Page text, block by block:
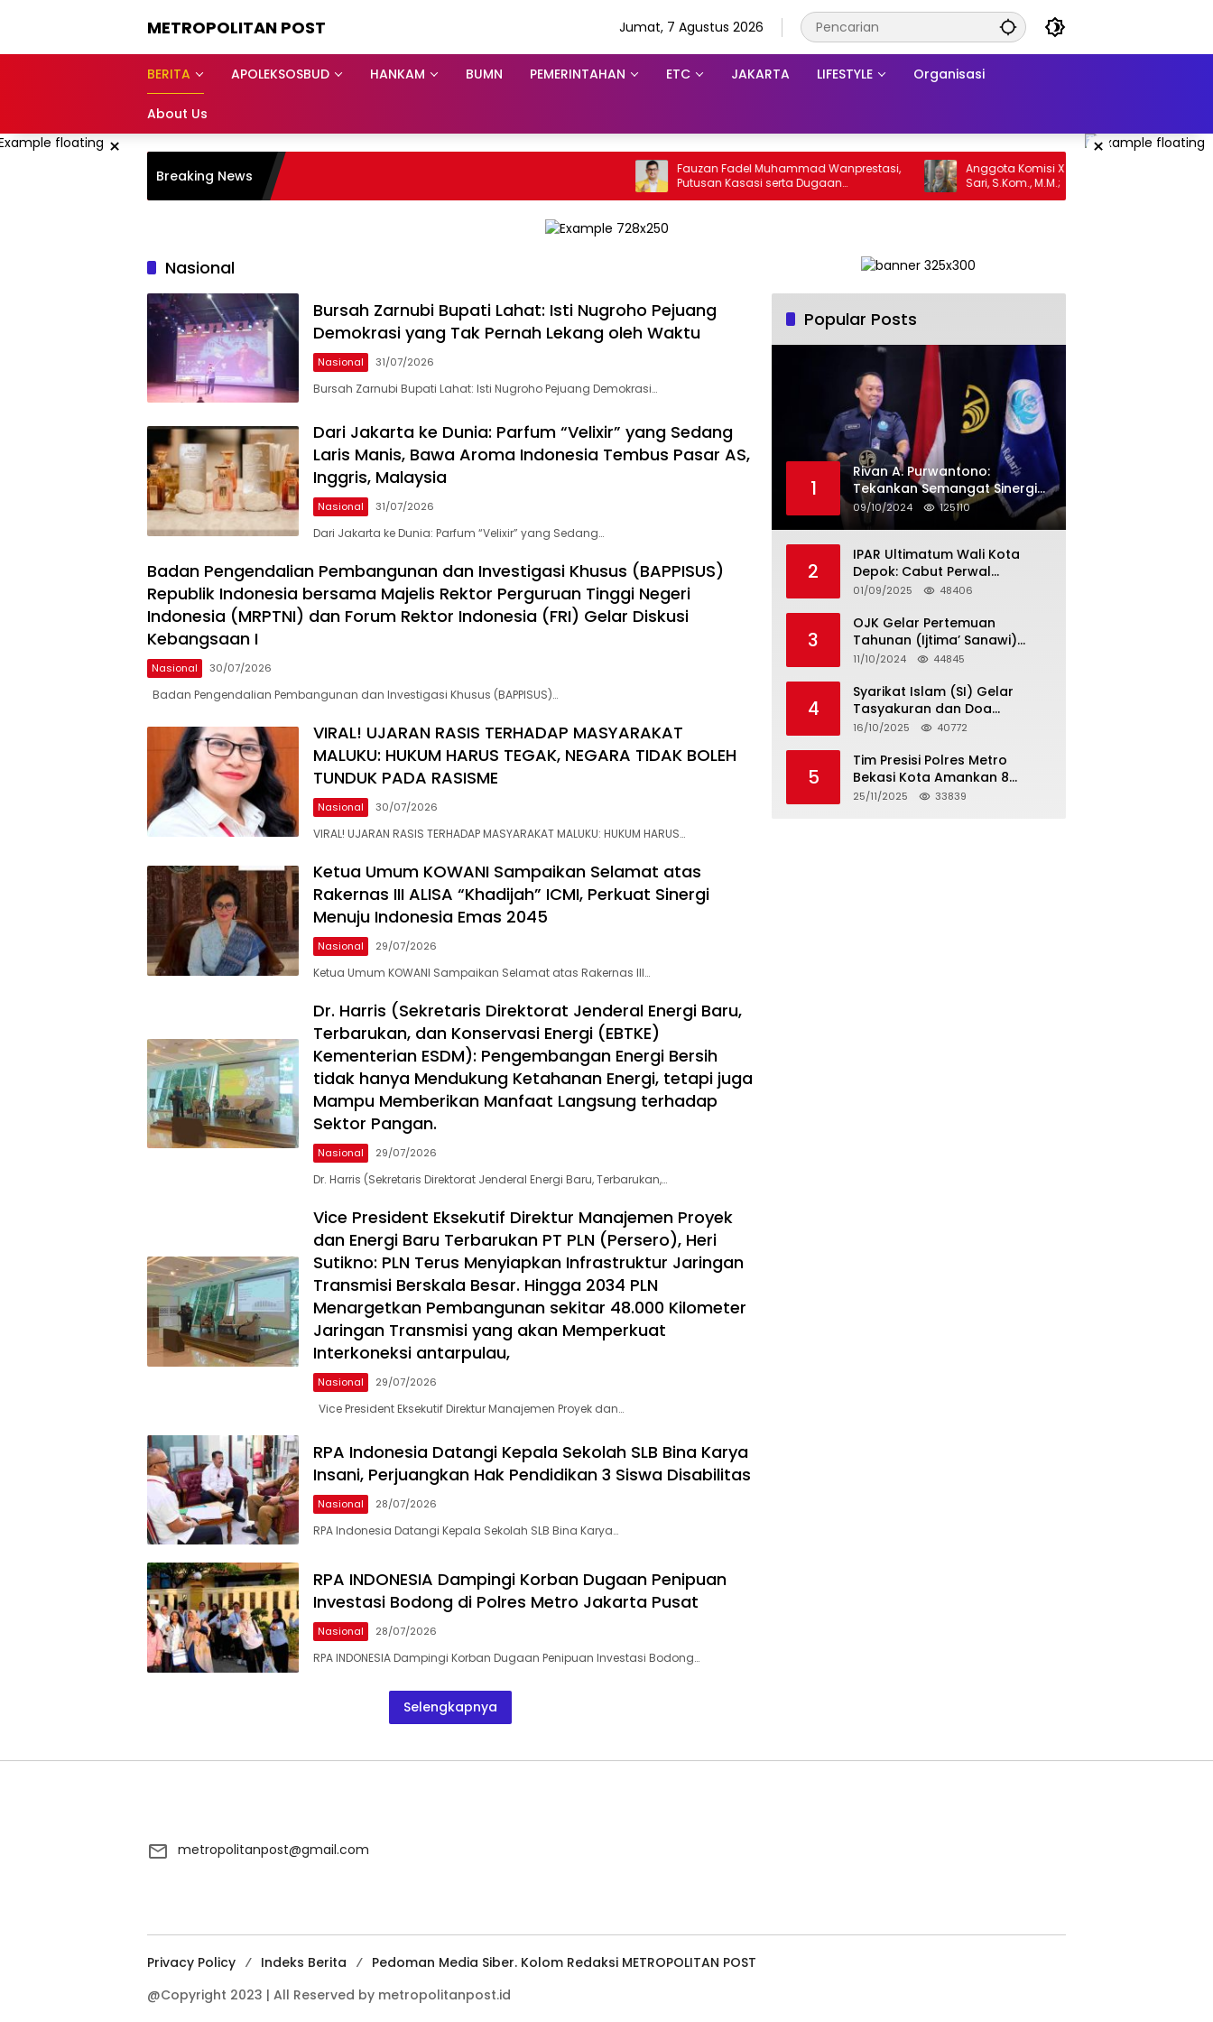
METROPOLITAN POST Jumat, 7 Agustus 2026
BERITA APOLEKSOSBUD HANKAM BUMN PEMERINTAHAN ETC JAKARTA LIFESTYLE Organisasi
About Us
× ×
Breaking News
Fauzan Fadel Muhammad Wanprestasi,
Putusan Kasasi serta Dugaan
Penyalahgunaan Dana dan Aset PT GME
Anggota Komisi X DPR RI Dr. Hj. Karmila
Sari, S.Kom., M.M.; Sosok Bahlil Lahadalia
bisa Menjadi Sumber Inspirasi bagi
Pembangunan Nasional.
Nasional
Bursah Zarnubi Bupati Lahat: Isti Nugroho Pejuang
Demokrasi yang Tak Pernah Lekang oleh Waktu
Nasional 31/07/2026
Bursah Zarnubi Bupati Lahat: Isti Nugroho Pejuang Demokrasi…
Dari Jakarta ke Dunia: Parfum “Velixir” yang Sedang
Laris Manis, Bawa Aroma Indonesia Tembus Pasar AS,
Inggris, Malaysia
Nasional 31/07/2026
Dari Jakarta ke Dunia: Parfum “Velixir” yang Sedang…
Badan Pengendalian Pembangunan dan Investigasi Khusus (BAPPISUS)
Republik Indonesia bersama Majelis Rektor Perguruan Tinggi Negeri
Indonesia (MRPTNI) dan Forum Rektor Indonesia (FRI) Gelar Diskusi
Kebangsaan I
Nasional 30/07/2026
Badan Pengendalian Pembangunan dan Investigasi Khusus (BAPPISUS)…
VIRAL! UJARAN RASIS TERHADAP MASYARAKAT
MALUKU: HUKUM HARUS TEGAK, NEGARA TIDAK BOLEH
TUNDUK PADA RASISME
Nasional 30/07/2026
VIRAL! UJARAN RASIS TERHADAP MASYARAKAT MALUKU: HUKUM HARUS…
Ketua Umum KOWANI Sampaikan Selamat atas
Rakernas III ALISA “Khadijah” ICMI, Perkuat Sinergi
Menuju Indonesia Emas 2045
Nasional 29/07/2026
Ketua Umum KOWANI Sampaikan Selamat atas Rakernas III…
Dr. Harris (Sekretaris Direktorat Jenderal Energi Baru,
Terbarukan, dan Konservasi Energi (EBTKE)
Kementerian ESDM): Pengembangan Energi Bersih
tidak hanya Mendukung Ketahanan Energi, tetapi juga
Mampu Memberikan Manfaat Langsung terhadap
Sektor Pangan.
Nasional 29/07/2026
Dr. Harris (Sekretaris Direktorat Jenderal Energi Baru, Terbarukan,…
Vice President Eksekutif Direktur Manajemen Proyek
dan Energi Baru Terbarukan PT PLN (Persero), Heri
Sutikno: PLN Terus Menyiapkan Infrastruktur Jaringan
Transmisi Berskala Besar. Hingga 2034 PLN
Menargetkan Pembangunan sekitar 48.000 Kilometer
Jaringan Transmisi yang akan Memperkuat
Interkoneksi antarpulau,
Nasional 29/07/2026
Vice President Eksekutif Direktur Manajemen Proyek dan…
RPA Indonesia Datangi Kepala Sekolah SLB Bina Karya
Insani, Perjuangkan Hak Pendidikan 3 Siswa Disabilitas
Nasional 28/07/2026
RPA Indonesia Datangi Kepala Sekolah SLB Bina Karya…
RPA INDONESIA Dampingi Korban Dugaan Penipuan
Investasi Bodong di Polres Metro Jakarta Pusat
Nasional 28/07/2026
RPA INDONESIA Dampingi Korban Dugaan Penipuan Investasi Bodong…
Selengkapnya
Popular Posts
1
Rivan A. Purwantono:
Tekankan Semangat Sinergi
dan Kolaborasi dalam
Rakernas Serikat Pekerja Jasa
09/10/2024 125110
2
IPAR Ultimatum Wali Kota
Depok: Cabut Perwal
Tunjangan DPRD Rp40 Juta
Aksi Rakyat
01/09/2025 48406
3
OJK Gelar Pertemuan
Tahunan (Ijtima’ Sanawi)
Dewan Pengawas Syariah
11/10/2024 44845
4
Syarikat Islam (SI) Gelar
Tasyakuran dan Doa
Bersama Organisasi
16/10/2025 40772
5
Tim Presisi Polres Metro
Bekasi Kota Amankan 8
Remaja Diduga Hendak
25/11/2025 33839
metropolitanpost@gmail.com
Privacy Policy Indeks Berita
Pedoman Media Siber. Kolom Redaksi METROPOLITAN POST
@Copyright 2023 | All Reserved by metropolitanpost.id